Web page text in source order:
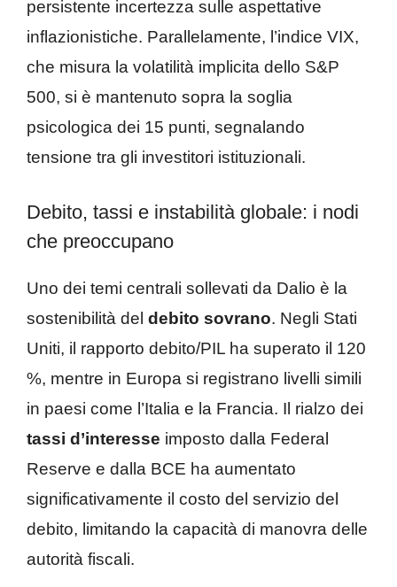
persistente incertezza sulle aspettative
inflazionistiche. Parallelamente, l’indice VIX,
che misura la volatilità implicita dello S&P
500, si è mantenuto sopra la soglia
psicologica dei 15 punti, segnalando
tensione tra gli investitori istituzionali.
Debito, tassi e instabilità globale: i nodi
che preoccupano
Uno dei temi centrali sollevati da Dalio è la
sostenibilità del debito sovrano. Negli Stati
Uniti, il rapporto debito/PIL ha superato il 120
%, mentre in Europa si registrano livelli simili
in paesi come l’Italia e la Francia. Il rialzo dei
tassi d’interesse imposto dalla Federal
Reserve e dalla BCE ha aumentato
significativamente il costo del servizio del
debito, limitando la capacità di manovra delle
autorità fiscali.